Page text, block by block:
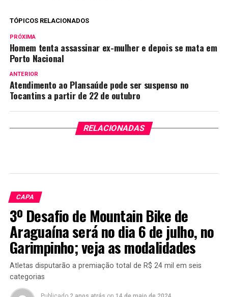
TÓPICOS RELACIONADOS
PRÓXIMA
Homem tenta assassinar ex-mulher e depois se mata em
Porto Nacional
ANTERIOR
Atendimento ao Plansaúde pode ser suspenso no
Tocantins a partir de 22 de outubro
RELACIONADAS
CAPA
3º Desafio de Mountain Bike de
Araguaína será no dia 6 de julho, no
Garimpinho; veja as modalidades
Atletas disputarão a premiação total de R$ 24 mil em seis
categorias